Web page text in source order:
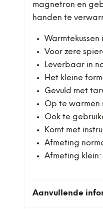
magnetron en
handen te
Voor zere
Leverbaar in
Het kleine
Gevuld met
Op te warmen
Ook te
Komt met
Afmeting
Afmeting klein:
Aanvullende